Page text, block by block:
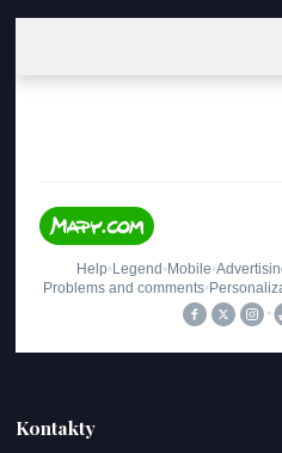
Kontakty